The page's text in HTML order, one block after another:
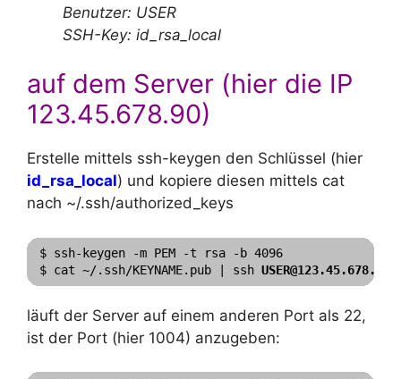
Benutzer: USER
SSH-Key: id_rsa_local
auf dem Server (hier die IP
123.45.678.90)
Erstelle mittels ssh-keygen den Schlüssel (hier
id_rsa_local) und kopiere diesen mittels cat
nach ~/.ssh/authorized_keys
$ ssh-keygen -m PEM -t rsa -b 4096
$ cat ~/.ssh/KEYNAME.pub | ssh USER@123.45.678.90
läuft der Server auf einem anderen Port als 22,
ist der Port (hier 1004) anzugeben: